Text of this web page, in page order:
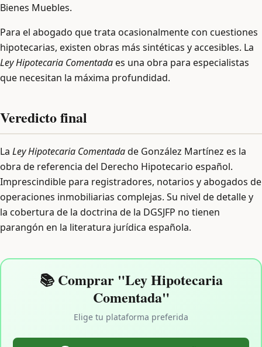
Bienes Muebles.
Para el abogado que trata ocasionalmente con cuestiones
hipotecarias, existen obras más sintéticas y accesibles. La
Ley Hipotecaria Comentadaes una obra para especialistas
que necesitan la máxima profundidad.
Veredicto final
La Ley Hipotecaria Comentadade González Martínez es la
obra de referencia del Derecho Hipotecario español.
Imprescindible para registradores, notarios y abogados de
operaciones inmobiliarias complejas. Su nivel de detalle y
la cobertura de la doctrina de la DGSJFP no tienen
parangón en la literatura jurídica española.
📚 Comprar "Ley Hipotecaria
Comentada"
Elige tu plataforma preferida